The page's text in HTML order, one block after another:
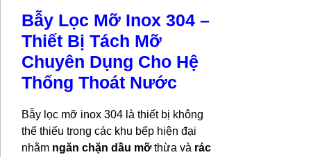
Bẫy Lọc Mỡ Inox 304 –
Thiết Bị Tách Mỡ
Chuyên Dụng Cho Hệ
Thống Thoát Nước
Bẫy lọc mỡ inox 304 là thiết bị không
thể thiếu trong các khu bếp hiện đại
nhằm ngăn chặn dầu mỡthừa và rác